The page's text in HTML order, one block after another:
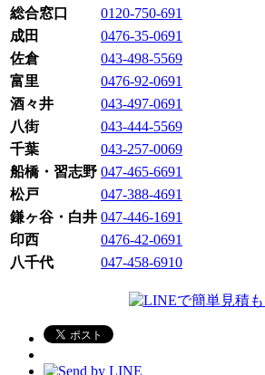
総合窓口
0120-750-691
成田
0476-35-0691
佐倉
043-498-5569
富里
0476-92-0691
酒々井
043-497-0691
八街
043-444-5569
千葉
043-257-0069
船橋・習志野 047-465-6691
松戸
047-388-4691
鎌ヶ谷・白井 047-446-1691
印西
0476-42-0691
八千代
047-458-6910